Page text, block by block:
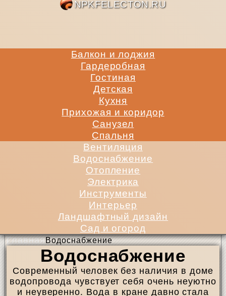
Балкон и лоджия
Гардеробная
Гостиная
Детская
Кухня
Прихожая и коридор
Санузел
Спальня
Вентиляция
Водоснабжение
Отопление
Электрика
Инструменты
Интерьер
Ландшафтный дизайн
Сад и огород
ГлавнаяВодоснабжение
Водоснабжение
Современный человек без наличия в доме
водопровода чувствует себя очень неуютно
и неуверенно. Вода в кране давно стала